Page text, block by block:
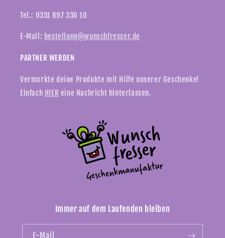
Tel.: 0351 897 336 10
E-Mail: bestellung@wunschfresser.de
PARTNER WERDEN
Vermarkte deine Produkte mit Hilfe unserer Geschenke!
Einfach HIER eine Nachricht hinterlassen.
Immer auf dem Laufenden bleiben
E-Mail